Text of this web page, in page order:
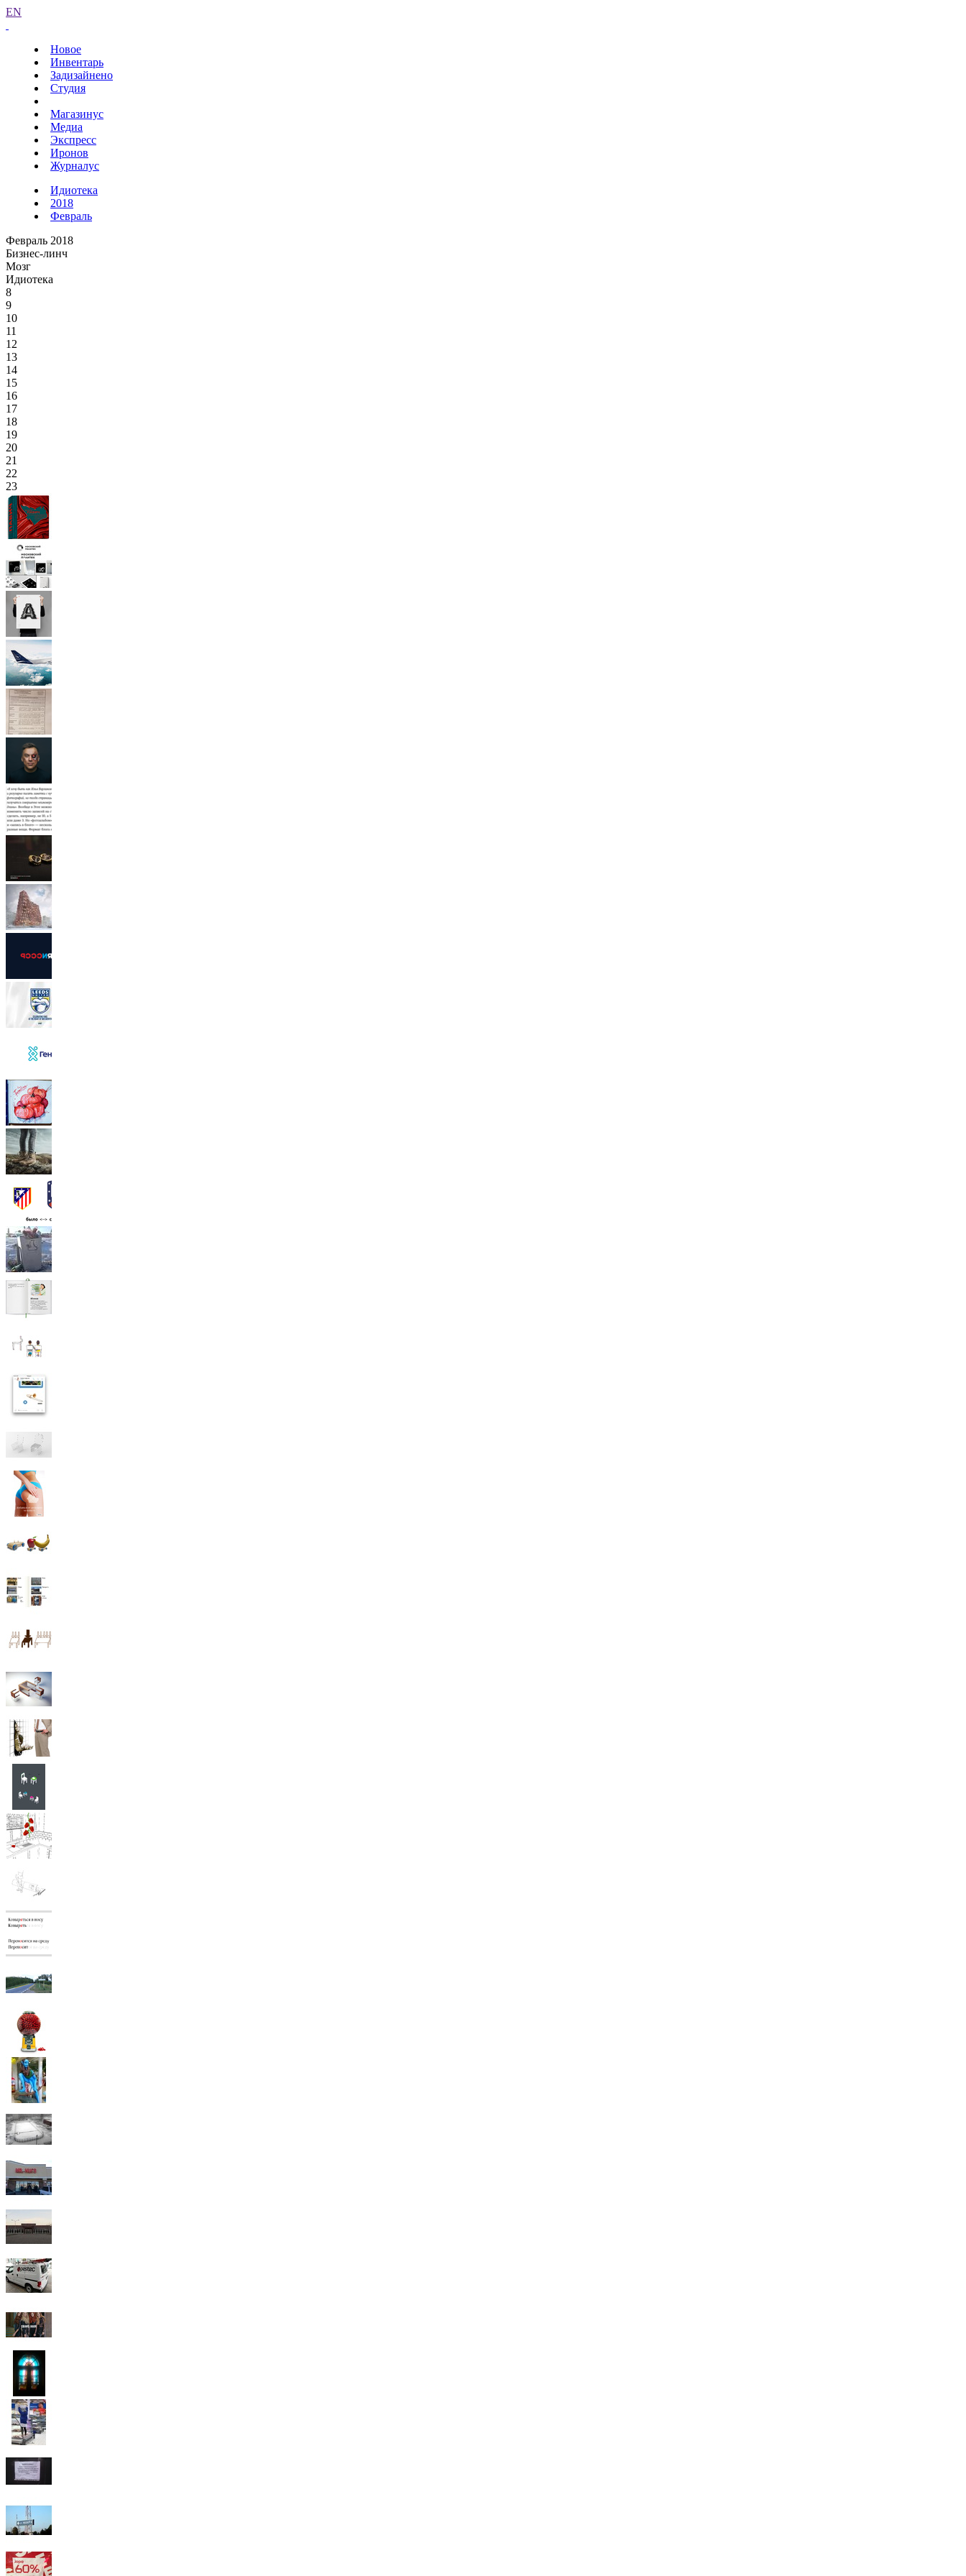
EN
Новое
Инвентарь
Задизайнено
Студия
Магазинус
Медиа
Экспресс
Иронов
Журналус
Идиотека
2018
Февраль
Февраль 2018
Бизнес-линч
Мозг
Идиотека
8
9
10
11
12
13
14
15
16
17
18
19
20
21
22
23